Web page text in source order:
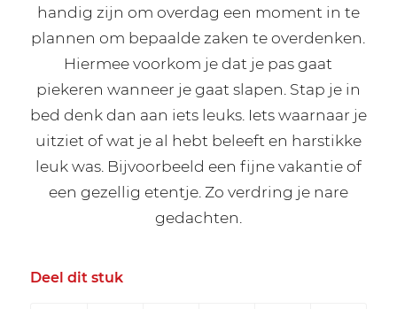
handig zijn om overdag een moment in te
plannen om bepaalde zaken te overdenken.
Hiermee voorkom je dat je pas gaat
piekeren wanneer je gaat slapen. Stap je in
bed denk dan aan iets leuks. Iets waarnaar je
uitziet of wat je al hebt beleeft en harstikke
leuk was. Bijvoorbeeld een fijne vakantie of
een gezellig etentje. Zo verdring je nare
gedachten.
Deel dit stuk